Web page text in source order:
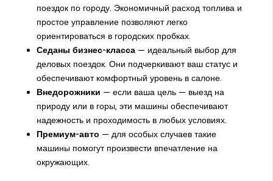
поездок по городу. Экономичный расход топлива и
простое управление позволяют легко
ориентироваться в городских пробках.
Седаны бизнес-класса— идеальный выбор для
деловых поездок. Они подчеркивают ваш статус и
обеспечивают комфортный уровень в салоне.
Внедорожники — если ваша цель — выезд на
природу или в горы, эти машины обеспечивают
надежность и проходимость в любых условиях.
Премиум-авто — для особых случаев такие
машины помогут произвести впечатление на
окружающих.